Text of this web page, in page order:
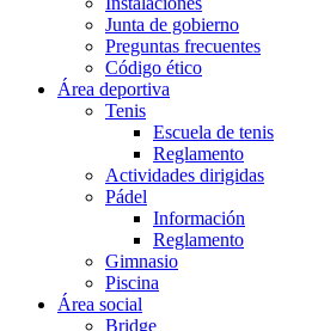
Junta de gobierno
Preguntas frecuentes
Código ético
Área deportiva
Tenis
Escuela de tenis
Reglamento
Actividades dirigidas
Pádel
Información
Reglamento
Gimnasio
Piscina
Área social
Bridge